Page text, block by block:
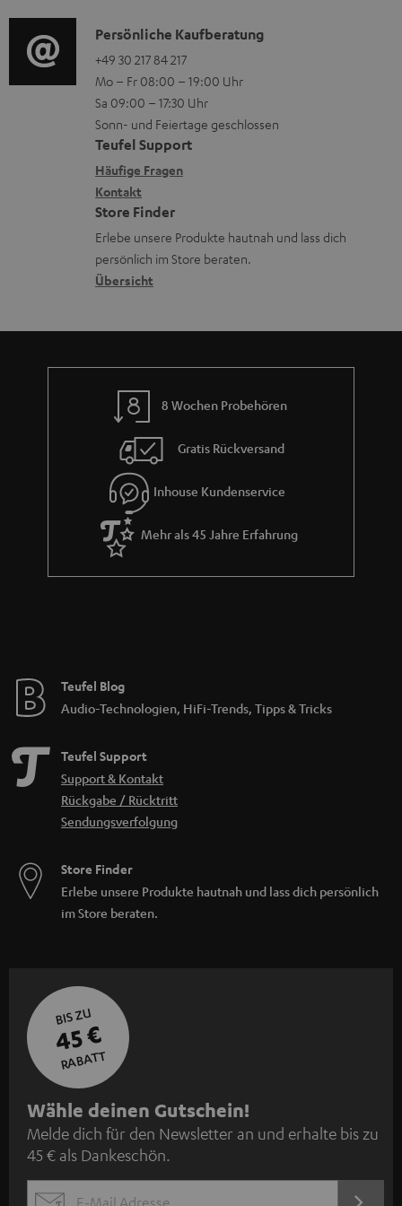
e
n
z
u
m
V
e
r
s
a
d
t
i
o
n
e
n
z
r
G
r
a
i
o
-
L
e
x
i
k
o
n
K
o
n
t
a
k
t
d
a
t
n
Persönliche Kaufberatung
+49 30 217 84 217
Mo – Fr 08:00 – 19:00 Uhr
Sa 09:00 – 17:30 Uhr
Sonn- und Feiertage geschlossen
Teufel Support
Häufige Fragen
Kontakt
Store Finder
Erlebe unsere Produkte hautnah und lass dich
persönlich im Store beraten.
Übersicht
8 Wochen Probehören
Gratis Rückversand
Inhouse Kundenservice
Mehr als 45 Jahre Erfahrung
Teufel Blog
Audio-Technologien, HiFi-Trends, Tipps & Tricks
Teufel Support
Support & Kontakt
Rückgabe / Rücktritt
Sendungsverfolgung
Store Finder
Erlebe unsere Produkte hautnah und lass dich persönlich
im Store beraten.
BIS ZU
45 €
RABATT
N
e
w
s
Wähle deinen Gutschein!
Melde dich für den Newsletter an und erhalte bis zu
45 € als Dankeschön.